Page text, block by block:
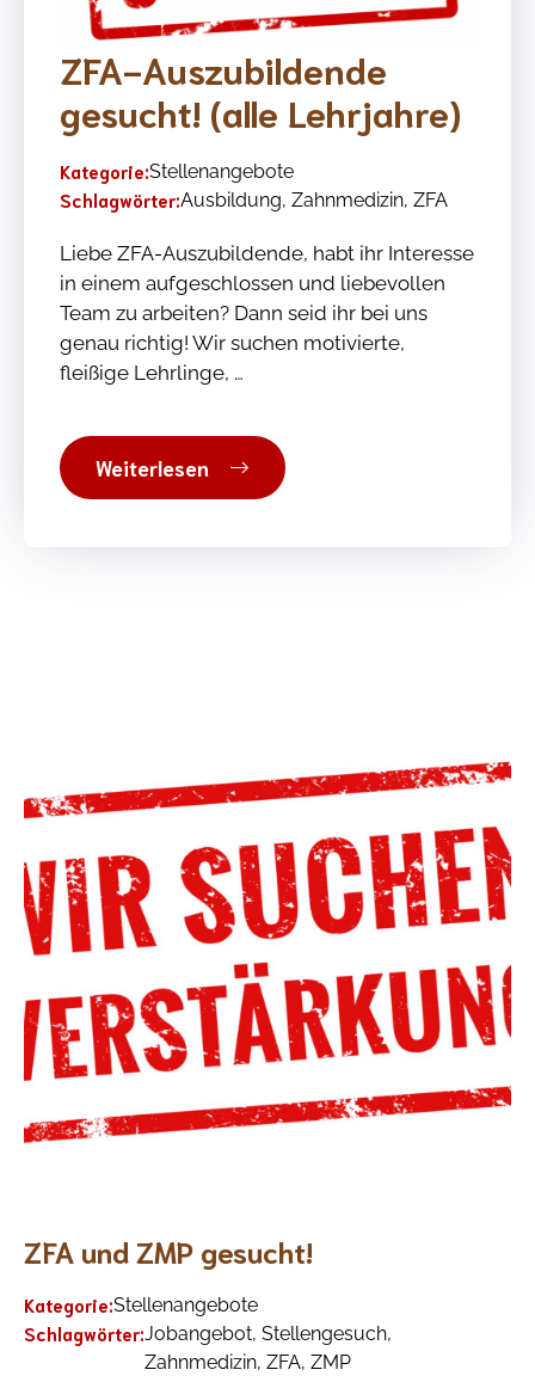
ZFA-Auszubildende
gesucht! (alle Lehrjahre)
Kategorie:Stellenangebote
Schlagwörter:Ausbildung, Zahnmedizin, ZFA
Liebe ZFA-Auszubildende, habt ihr Interesse
in einem aufgeschlossen und liebevollen
Team zu arbeiten? Dann seid ihr bei uns
genau richtig! Wir suchen motivierte,
fleißige Lehrlinge, …
Weiterlesen
ZFA und ZMP gesucht!
Kategorie:Stellenangebote
Schlagwörter:Jobangebot, Stellengesuch,
Zahnmedizin, ZFA, ZMP